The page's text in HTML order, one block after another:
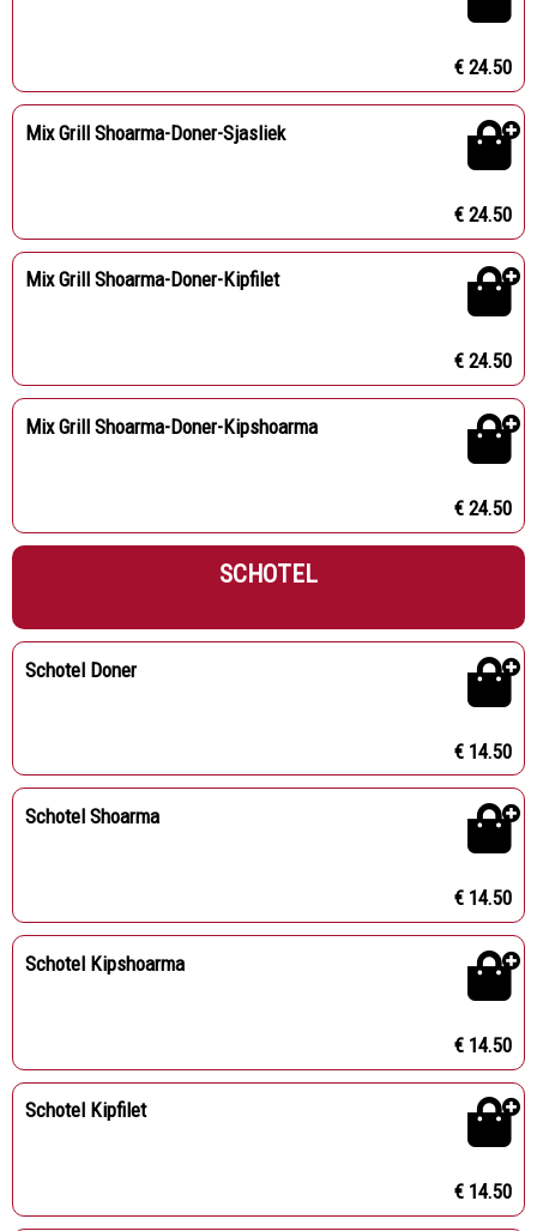
€ 24.50
Mix Grill Shoarma-Doner-Sjasliek
€ 24.50
Mix Grill Shoarma-Doner-Kipfilet
€ 24.50
Mix Grill Shoarma-Doner-Kipshoarma
€ 24.50
SCHOTEL
Schotel Doner
€ 14.50
Schotel Shoarma
€ 14.50
Schotel Kipshoarma
€ 14.50
Schotel Kipfilet
€ 14.50